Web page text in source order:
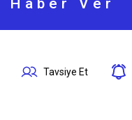
Haber Ver
Tavsiye Et